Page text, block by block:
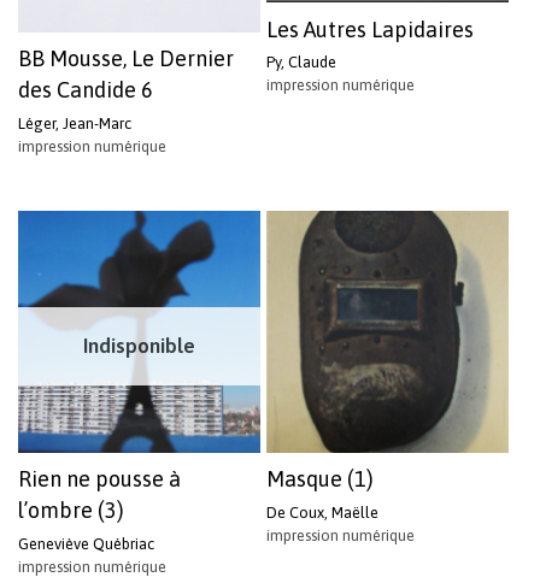
BB Mousse, Le Dernier
des Candide 6
Léger, Jean-Marc
impression numérique
Les Autres Lapidaires
Py, Claude
impression numérique
Indisponible
Rien ne pousse à
l’ombre (3)
Geneviève Québriac
impression numérique
Masque (1)
De Coux, Maëlle
impression numérique